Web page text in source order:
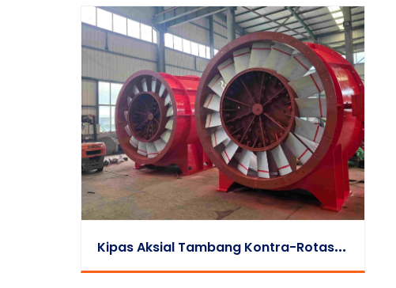
K
Ipas Aksial Tambang Kontra-Rotasi Seri FKCDZ